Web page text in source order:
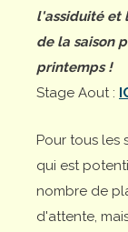
l'assiduité et
de la saison
printemps !
Stage Aout :
Pour tous les
qui est
nombre de
d'attente,